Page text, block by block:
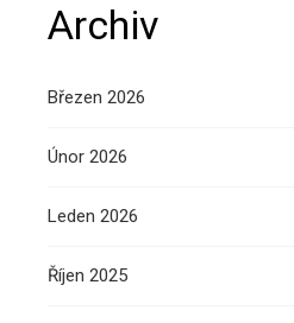
Archiv
Březen 2026
Únor 2026
Leden 2026
Říjen 2025